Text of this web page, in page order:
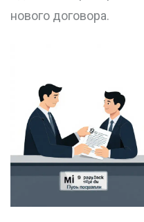
нового договора.